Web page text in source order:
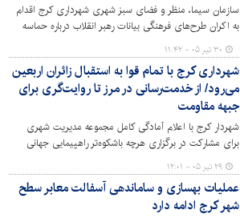
سازمان سیما، منظر و فضای سبز شهری شهرداری کرج اقدام
به اکران طرح‌های فرهنگی بیانات رهبر انقلاب درباره‌ حماسه
عظیم بدرقه آقای شهید ایران و تبیین مسائل مهم کشور کرده
است.
۳۰ تیر ۰۵ - ۱۱:۴۲
شهرداری کرج با تمام قوا به استقبال زائران اربعین
می‌رود/ از خدمت‌رسانی در مرز تا روایت‌گری برای
جبهه مقاومت
شهردار کرج با اعلام آمادگی کامل مجموعه مدیریت شهری
برای مشارکت در برگزاری هرچه باشکوه‌تر راهپیمایی جهانی
اربعین حسینی، تاکید کرد که شهرداری کرج امسال نیز همانند
سال‌های گذشته در صف مقدم خدمت‌رسانی به زائران پیاده
حضرت اباعبدالله الحسین (ع) قرار دارد.
۲۹ تیر ۰۵ - ۱۲:۰۱
عملیات بهسازی و ساماندهی آسفالت معابر سطح
شهر کرج ادامه دارد